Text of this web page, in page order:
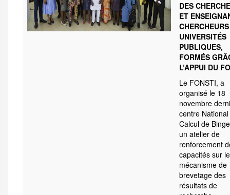
DES
ET
UNIVERSITÉS
PUBLIQUES,
FORMÉS
L’APPUI DU
Le FONSTI, a
organisé le 18
novembre
centre
Calcul de
un atelier de
renforcement
capacités sur le
mécanisme de
brevetage des
résultats de